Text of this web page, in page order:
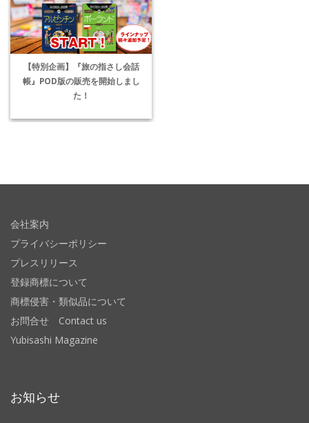
【特別企画】『旅の指さし会話
帳』POD版の販売を開始しまし
た！
会社案内
プライバシーポリシー
プレスリリース
登録商標について
商標侵害・類似品について
お問合せ Contact us
Yubisashi Magazine
お知らせ